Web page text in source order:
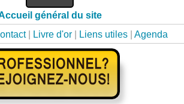
général du site
Livre d'or Liens utiles Agenda